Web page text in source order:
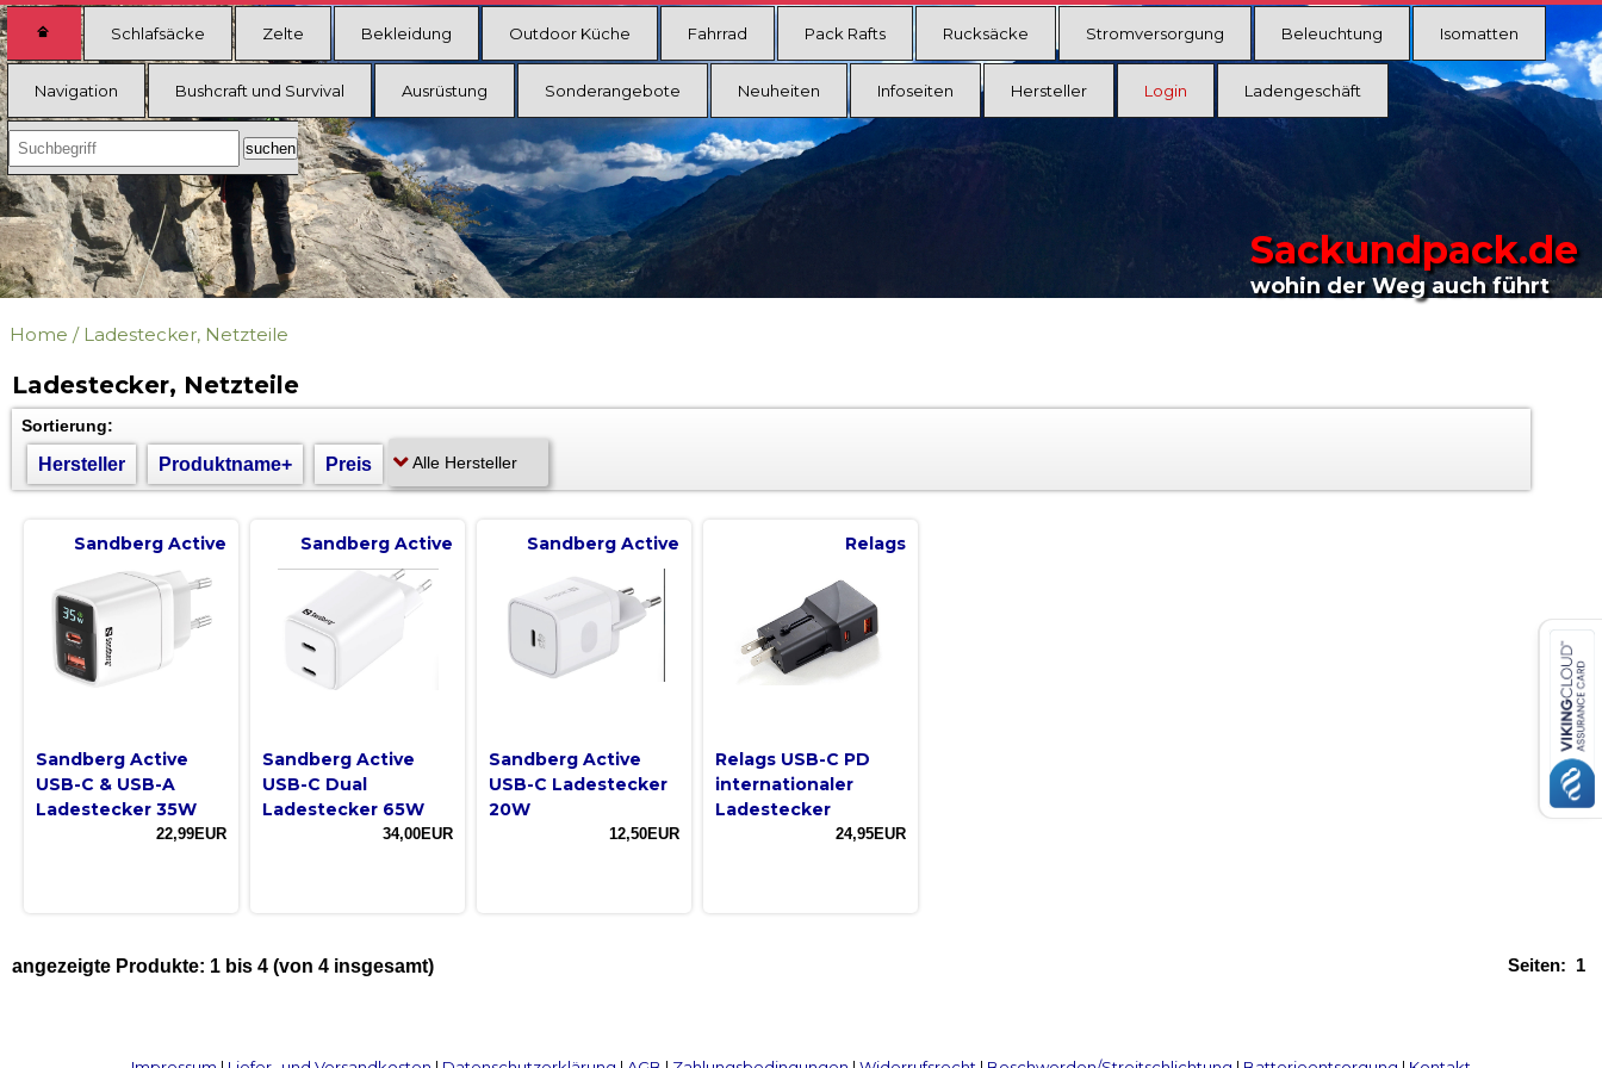
Schlafsäcke Zelte Bekleidung Outdoor Küche Fahrrad Pack Rafts Rucksäcke Stromversorgung Beleuchtung Isomatten
Navigation Bushcraft und Survival Ausrüstung Sonderangebote Neuheiten Infoseiten Hersteller Login Ladengeschäft
Sackundpack.de
wohin der Weg auch führt
Home / Ladestecker, Netzteile
Ladestecker, Netzteile
Sortierung:
Hersteller Produktname+ Preis
Sandberg Active
Sandberg Active
USB-C & USB-A
Ladestecker 35W
22,99EUR
Sandberg Active
Sandberg Active
USB-C Dual
Ladestecker 65W
34,00EUR
Sandberg Active
Sandberg Active
USB-C Ladestecker
20W
12,50EUR
Relags
Relags USB-C PD
internationaler
Ladestecker
24,95EUR
Seiten: 1
angezeigte Produkte: 1 bis 4 (von 4 insgesamt)